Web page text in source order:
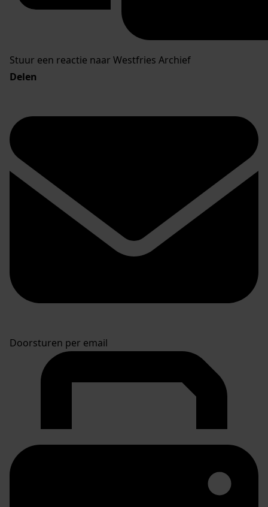
Stuur een reactie naar Westfries Archief
Delen
Doorsturen per email